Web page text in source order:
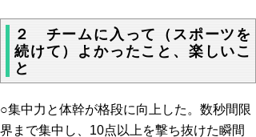
２ チームに入って（スポーツを
続けて）よかったこと、楽しいこ
と
○集中力と体幹が格段に向上した。数秒間限
界まで集中し、10点以上を撃ち抜けた瞬間